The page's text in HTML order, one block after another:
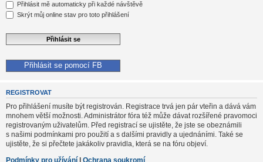
Přihlásit mě automaticky při každé návštěvě
Skrýt můj online stav pro toto přihlášení
Přihlásit se pomocí FB
REGISTROVAT
Pro přihlášení musíte být registrován. Registrace trvá jen pár vteřin a dává vám
mnohem větší možnosti. Administrátor fóra též může dávat rozšířené pravomoci
registrovaným uživatelům. Před registrací se ujistěte, že jste se obeznámili
s našimi podmínkami pro použití a s dalšími pravidly a ujednáními. Také se
ujistěte, že si přečtete jakákoliv pravidla, která se na fóru objeví.
Podmínky pro užívání | Ochrana soukromí